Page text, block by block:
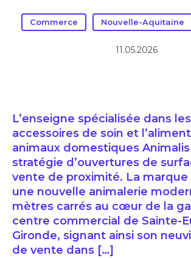
Commerce Nouvelle-Aquitaine
11.05.2026
L’enseigne spécialisée dans les
accessoires de soin et
animaux domestiques
stratégie d’ouvertures de
vente de proximité. La marque
une nouvelle animalerie
mètres carrés au cœur de la
centre commercial de Sainte-
Gironde, signant ainsi son
de vente dans […]